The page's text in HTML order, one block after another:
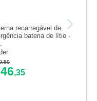
recarregável de
bateria de lítio -
46,35